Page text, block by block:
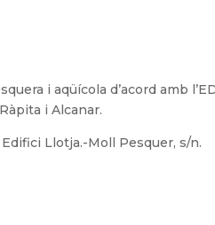
i aqüícola d’acord amb
i Alcanar.
Llotja.-Moll Pesquer, s/n.